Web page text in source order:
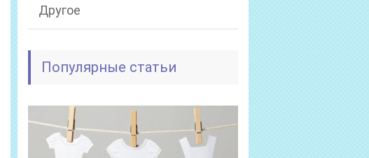
Другое
Популярные статьи